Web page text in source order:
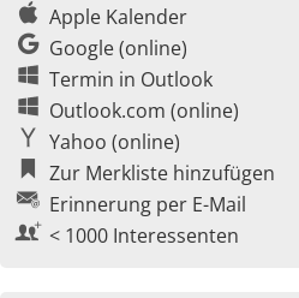
Apple Kalender
Google (online)
Termin in Outlook
Outlook.com (online)
Yahoo (online)
Zur Merkliste hinzufügen
Erinnerung per E-Mail
< 1000 Interessenten